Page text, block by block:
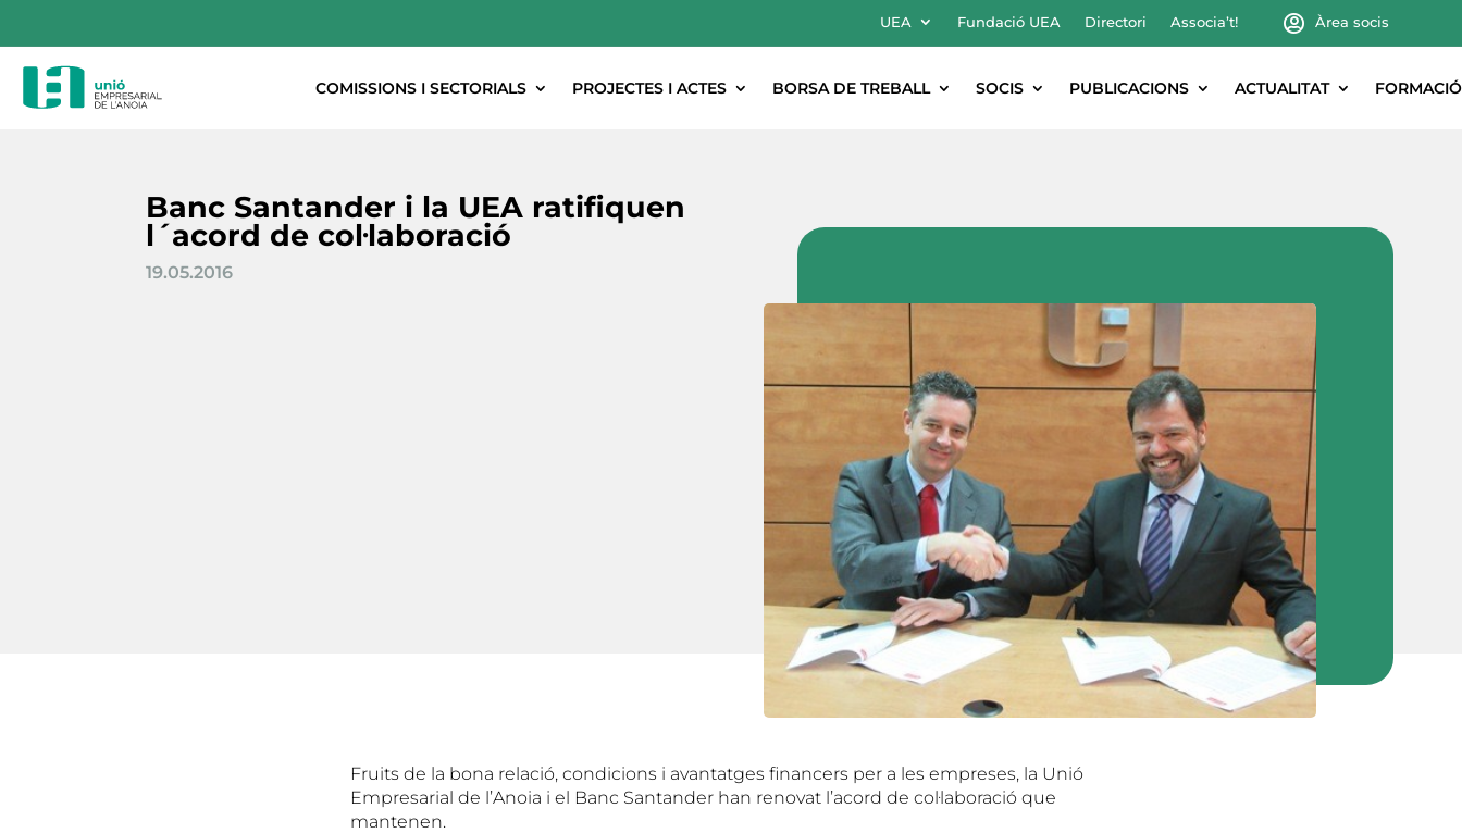
UEA Fundació UEA Directori Associa’t! Àrea socis
COMISSIONS I SECTORIALS PROJECTES I ACTES BORSA DE TREBALL SOCIS PUBLICACIONS ACTUALITAT FORMACIÓ
Banc Santander i la UEA ratifiquen
l´acord de col·laboració
19.05.2016
Fruits de la bona relació, condicions i avantatges financers per a les empreses, la Unió
Empresarial de l’Anoia i el Banc Santander han renovat l’acord de col·laboració que
mantenen.